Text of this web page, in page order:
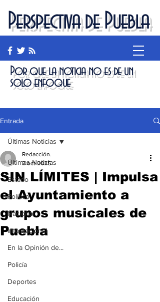
Perspectiva de Puebla
Por que la noticia no es de un
solo enfoque
Entrada
Últimas Noticias
Estado
Política
Nacional
Internacional
En la Opinión de...
Policía
Deportes
Educación
Últimas Noticias
SIN LÍMITES | Impulsa
el Ayuntamiento a
grupos musicales de
Puebla
Redacción.
2 oct 2025